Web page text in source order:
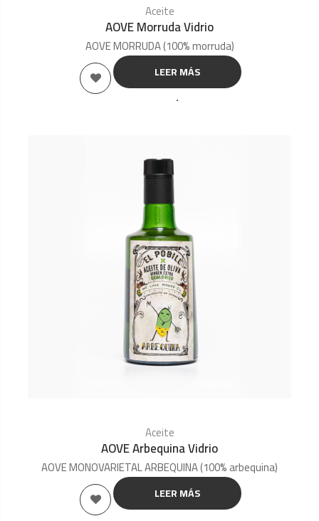
Aceite
AOVE Morruda Vidrio
AOVE MORRUDA (100% morruda)
LEER MÁS
Aceite
AOVE Arbequina Vidrio
AOVE MONOVARIETAL ARBEQUINA (100% arbequina)
LEER MÁS